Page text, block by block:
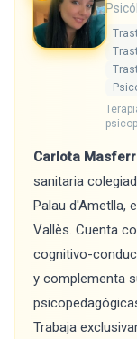
Carlota
sanitaria
Palau d'Ametlla,
Vallès. Cuenta
cognitivo-
y complementa
Trabaja